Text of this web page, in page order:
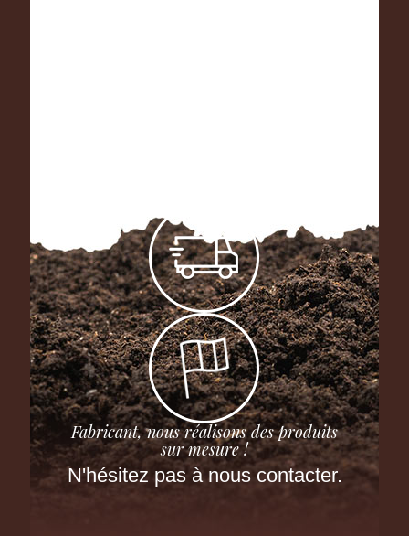
Fabricant, nous réalisons des produits
sur mesure !
N'hésitez pas à nous contacter.